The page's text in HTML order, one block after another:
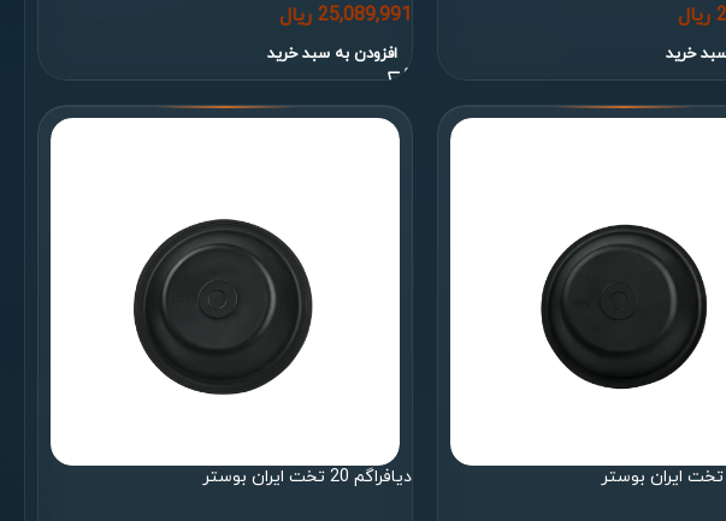
ریال
خرید
25,089,991 ریال
افزودن به سبد خرید
دیافراگم 20 تخت ایران بوستر